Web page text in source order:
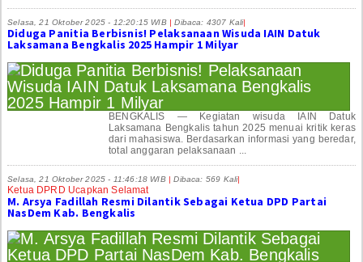
Selasa, 21 Oktober 2025 - 12:20:15 WIB | Dibaca: 4307 Kali|
Diduga Panitia Berbisnis! Pelaksanaan Wisuda IAIN Datuk
Laksamana Bengkalis 2025 Hampir 1 Milyar
BENGKALIS — Kegiatan wisuda IAIN Datuk
Laksamana Bengkalis tahun 2025 menuai kritik keras
dari mahasiswa. Berdasarkan informasi yang beredar,
total anggaran pelaksanaan ...
Selasa, 21 Oktober 2025 - 11:46:18 WIB | Dibaca: 569 Kali|
Ketua DPRD Ucapkan Selamat
M. Arsya Fadillah Resmi Dilantik Sebagai Ketua DPD Partai
NasDem Kab. Bengkalis